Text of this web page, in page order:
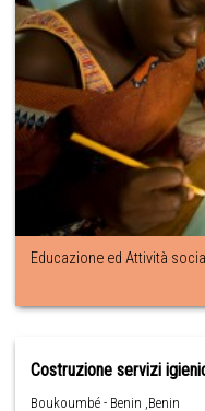
Educazione ed Attività
Costruzione servizi
Boukoumbé - Benin ,Benin